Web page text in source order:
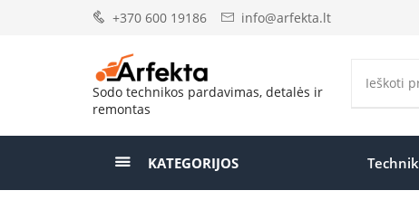
+370 600 19186 info@arfekta.lt
Sodo technikos pardavimas, detalės ir
remontas
KATEGORIJOS